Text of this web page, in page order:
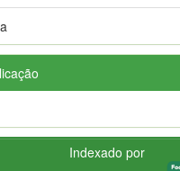
Indexado por